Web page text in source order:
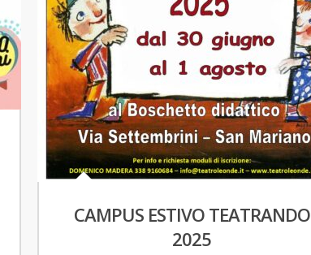
CAMPUS ESTIVO TEATRANDO
2025